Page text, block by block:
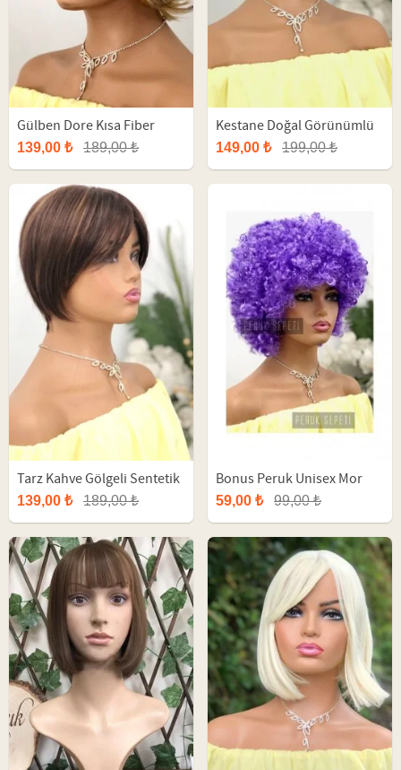
Gülben Dore Kısa Fiber
Sentetik Peruk
139,00 ₺ 189,00 ₺
Kestane Doğal Görünümlü
Sentetik Kısa Peruk
149,00 ₺ 199,00 ₺
Tarz Kahve Gölgeli Sentetik
Kısa Peruk
139,00 ₺ 189,00 ₺
Bonus Peruk Unisex Mor
Afro Parti Peruk
59,00 ₺ 99,00 ₺